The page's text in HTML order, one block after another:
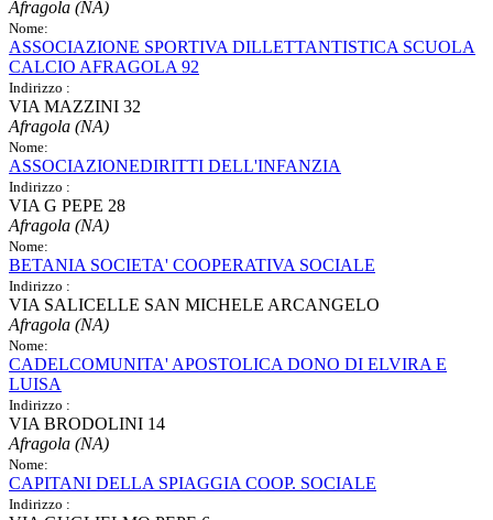
Afragola (NA)
Nome:
ASSOCIAZIONE SPORTIVA DILLETTANTISTICA SCUOLA
CALCIO AFRAGOLA 92
Indirizzo :
VIA MAZZINI 32
Afragola (NA)
Nome:
ASSOCIAZIONEDIRITTI DELL'INFANZIA
Indirizzo :
VIA G PEPE 28
Afragola (NA)
Nome:
BETANIA SOCIETA' COOPERATIVA SOCIALE
Indirizzo :
VIA SALICELLE SAN MICHELE ARCANGELO
Afragola (NA)
Nome:
CADELCOMUNITA' APOSTOLICA DONO DI ELVIRA E
LUISA
Indirizzo :
VIA BRODOLINI 14
Afragola (NA)
Nome:
CAPITANI DELLA SPIAGGIA COOP. SOCIALE
Indirizzo :